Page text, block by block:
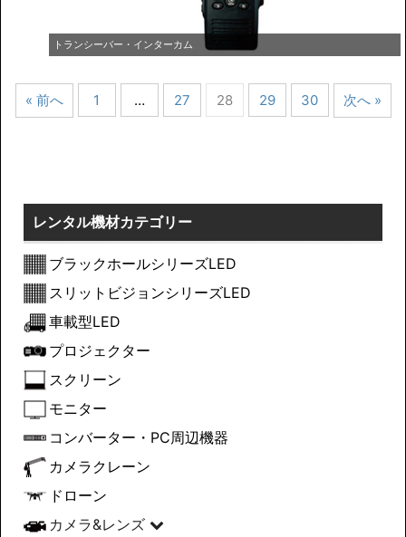
トランシーバー・インターカム
« 前へ 1 … 27 28 29 30 次へ »
レンタル機材カテゴリー
ブラックホールシリーズLED
スリットビジョンシリーズLED
車載型LED
プロジェクター
スクリーン
モニター
コンバーター・PC周辺機器
カメラクレーン
ドローン
カメラ&レンズ